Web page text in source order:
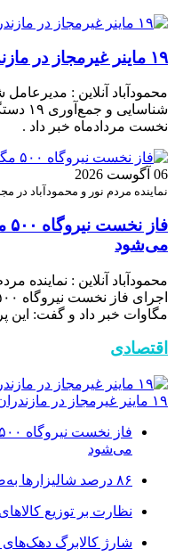
۱۹ ماینر غیرمجاز در مازندران از مدار خارج شد
محمودآباد آنلاین :
نخست مردادماه خبر داد .
06 آگوست 2026
نماینده مردم نور و محمودآباد در
می‌شود
محمودآباد آنلاین : نماینده
مگاوات خبر داد و گفت:
اقتصادی
۱۹ ماینر غیرمجاز در مازندران از مدار خارج شد
می‌شود
۸۶ درصد شالیزارها به‌صورت مکانیزه نشاءکاری می‌شوند
نظارت بر توزیع
شارژ کالابرگ دهک‌های